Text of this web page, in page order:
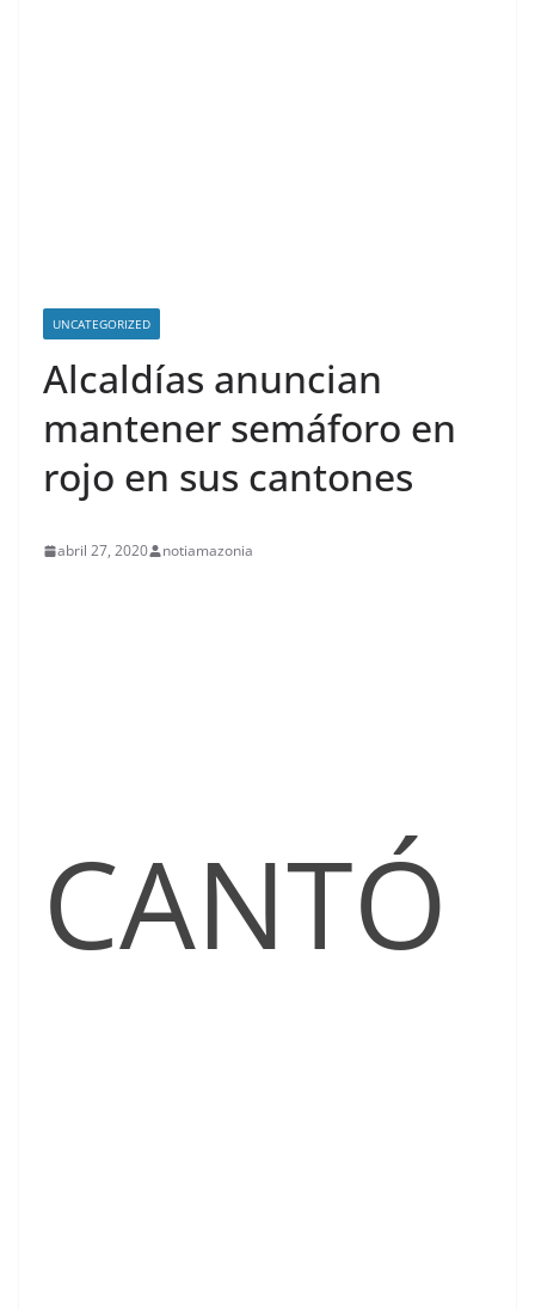
UNCATEGORIZED
Alcaldías anuncian
mantener semáforo en
rojo en sus cantones
abril 27, 2020 notiamazonia
CANTÓ